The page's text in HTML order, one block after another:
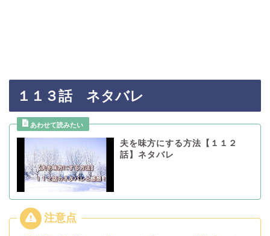
１１３話 ネタバレ
夫を味方にする方法【１１２
話】ネタバレ